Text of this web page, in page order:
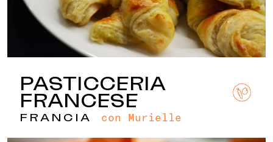
PASTICCERIA
FRANCESE
FRANCIA con Murielle